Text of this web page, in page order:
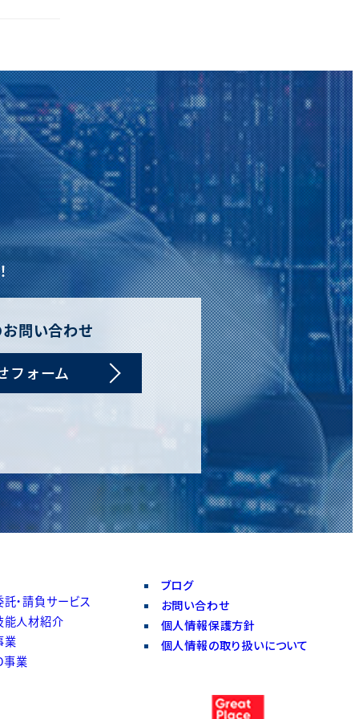
問い合わせ
フォーム
・請負サービス
能人材紹介
業
事業
ブログ
お問い合わせ
個人情報保護方針
個人情報の取り扱いについて